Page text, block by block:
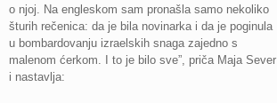
o njoj. Na engleskom sam pronašla samo nekoliko
šturih rečenica: da je bila novinarka i da je poginula
u bombardovanju izraelskih snaga zajedno s
malenom ćerkom. I to je bilo sve”, priča Maja Sever
i nastavlja: